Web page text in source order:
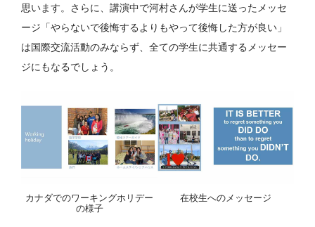
思います。さらに、講演中で河村さんが学生に送ったメッセ
ージ「やらないで後悔するよりもやって後悔した方が良い」
は国際交流活動のみならず、全ての学生に共通するメッセー
ジにもなるでしょう。
カナダでのワーキングホリデー
の様子
在校生へのメッセージ